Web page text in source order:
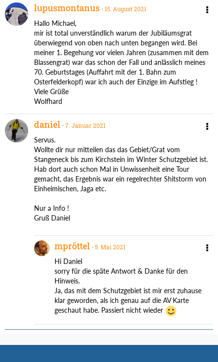
lupusmontanus 15. August 2021
Hallo Michael,
mir ist total unverständlich warum der Jubiläumsgrat
überwiegend von oben nach unten begangen wird. Bei
meiner 1. Begehung vor vielen Jahren (zusammen mit dem
Blassengrat) war das schon der Fall und anlässlich meines
70. Geburtstages (Auffahrt mit der 1. Bahn zum
Osterfelderkopf) war ich auch der Einzige im Aufstieg !
Viele Grüße
Wolfhard
daniel 7. Januar 2021
Servus.
Wollte dir nur mitteilen das das Gebiet/Grat vom
Stangeneck bis zum Kirchstein im Winter Schutzgebiet ist.
Hab dort auch schon Mal in Unwissenheit eine Tour
gemacht, das Ergebnis war ein regelrechter Shitstorm von
Einheimischen, Jaga etc.
Nur a Info !
Gruß Daniel
mpröttel 5. Mai 2021
Hi Daniel
sorry für die späte Antwort & Danke für den
Hinweis.
Ja, das mit dem Schutzgebiet ist mir erst zuhause
klar geworden, als ich genau auf die AV Karte
geschaut habe. Passiert nicht wieder